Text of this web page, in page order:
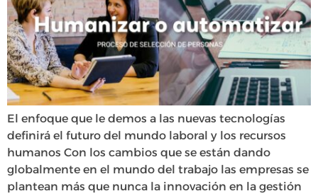
El enfoque que le demos a las nuevas tecnologías
definirá el futuro del mundo laboral y los recursos
humanos Con los cambios que se están dando
globalmente en el mundo del trabajo las empresas se
plantean más que nunca la innovación en la gestión